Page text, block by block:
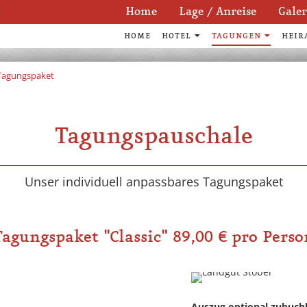
Navigation
überspringen
Home Lage / Anreise
HOME HOTEL TAGUNGEN
Tagungspauschale
Unser individuell anpassbares Tagungspaket
"Classic" 89,00 € pro